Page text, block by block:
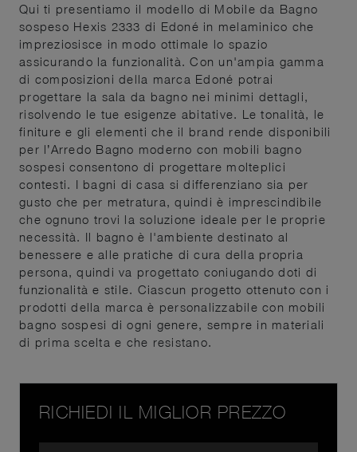
Qui ti presentiamo il modello di Mobile da Bagno
sospeso Hexis 2333 di Edoné in melaminico che
impreziosisce in modo ottimale lo spazio
assicurando la funzionalità. Con un'ampia gamma
di composizioni della marca Edoné potrai
progettare la sala da bagno nei minimi dettagli,
risolvendo le tue esigenze abitative. Le tonalità, le
finiture e gli elementi che il brand rende disponibili
per l’Arredo Bagno moderno con mobili bagno
sospesi consentono di progettare molteplici
contesti. I bagni di casa si differenziano sia per
gusto che per metratura, quindi è imprescindibile
che ognuno trovi la soluzione ideale per le proprie
necessità. Il bagno è l'ambiente destinato al
benessere e alle pratiche di cura della propria
persona, quindi va progettato coniugando doti di
funzionalità e stile. Ciascun progetto ottenuto con i
prodotti della marca è personalizzabile con mobili
bagno sospesi di ogni genere, sempre in materiali
di prima scelta e che resistano.
RICHIEDI IL MIGLIOR PREZZO